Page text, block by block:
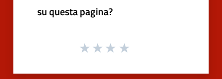
su questa pagina?